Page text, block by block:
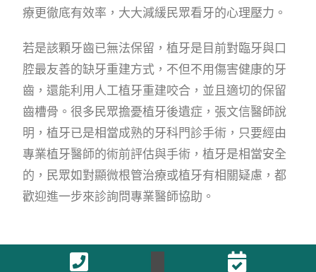
療更徹底有效率，大大減緩民眾看牙的心理壓力。
若是該顆牙齒已無法保留，植牙是目前對臨牙與口
腔最友善的缺牙重建方式，不但不用傷害健康的牙
齒，還能利用人工植牙重建咬合，並且適切的保留
齒槽骨。很多民眾擔憂植牙後遺症，張文信醫師說
明，植牙已是相當成熟的牙科門診手術，只要經由
專業植牙醫師的術前評估與手術，植牙是相當安全
的，民眾如對顯微根管治療或植牙有相關疑慮，都
歡迎進一步來診詢問專業醫師協助。